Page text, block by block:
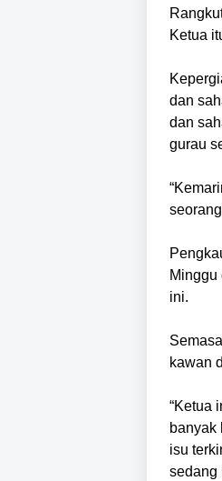
Ketua
dan
dan
gurau
Minggu
ini.
kawan
“Ketua
banyak
isu
sedang